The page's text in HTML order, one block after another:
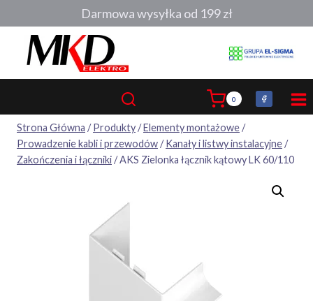
do
0
Strona Główna / Produkty/Elementy montażowe/
Prowadzenie kabli i przewodów/ Kanały i listwy instalacyjne/
Zakończenia i łączniki/AKS Zielonka łącznik kątowy LK 60/110
Darmowa wysyłka od 199 zł